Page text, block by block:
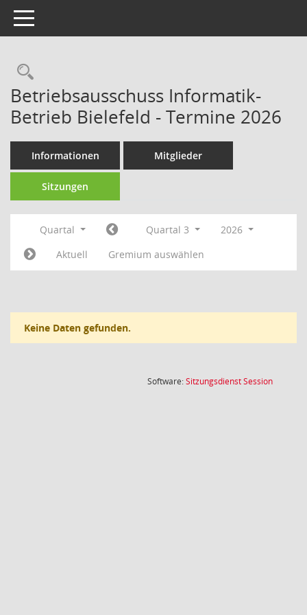
Toggle navigation
Rechercheauswahl
Betriebsausschuss Informatik-
Betrieb Bielefeld - Termine 2026
Informationen Mitglieder
Sitzungen
Quartal Quartal 3
2026
Aktuell
Gremium auswählen
Keine Daten gefunden.
Software:SitzungsdienstSession(Wird in